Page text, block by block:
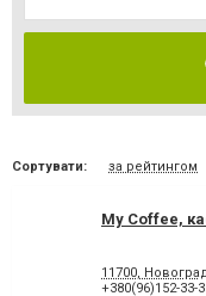
Сортувати: за рейтингом
My Coffee,
11700,
+380(96)152-33-